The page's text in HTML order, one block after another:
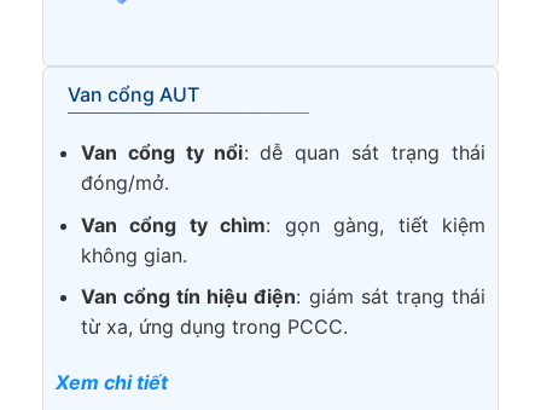
Van cổng AUT
Van cổng ty nổi: dễ quan sát trạng thái
đóng/mở.
Van cổng ty chìm: gọn gàng, tiết kiệm
không gian.
Van cổng tín hiệu điện: giám sát trạng thái
từ xa, ứng dụng trong PCCC.
Xem chi tiết